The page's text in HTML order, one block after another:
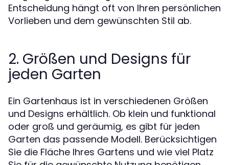
Entscheidung hängt oft von Ihren persönlichen
Vorlieben und dem gewünschten Stil ab.
2. Größen und Designs für
jeden Garten
Ein Gartenhaus ist in verschiedenen Größen
und Designs erhältlich. Ob klein und funktional
oder groß und geräumig, es gibt für jeden
Garten das passende Modell. Berücksichtigen
Sie die Fläche Ihres Gartens und wie viel Platz